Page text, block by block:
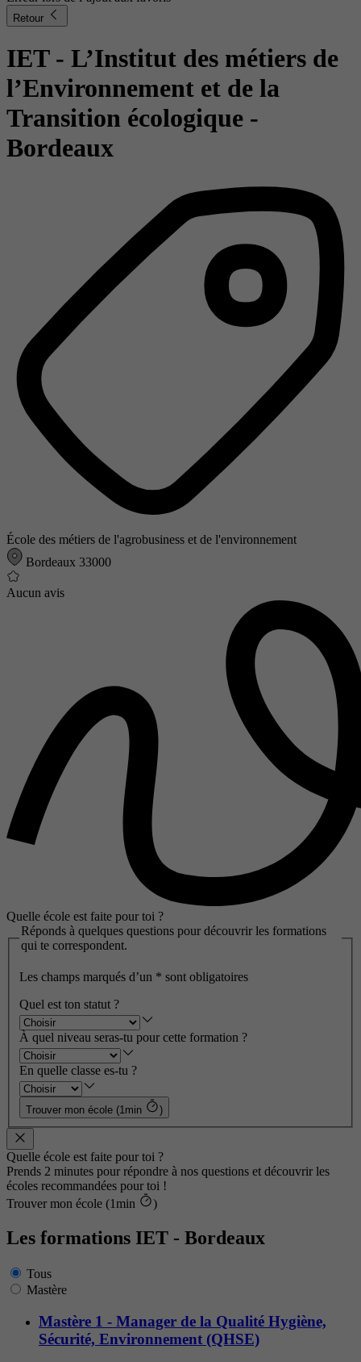
Retour
IET - L’Institut des métiers de
l’Environnement et de la
Transition écologique -
Bordeaux
École des métiers de l'agrobusiness et de l'environnement
Bordeaux 33000
Aucun avis
Quelle école est faite pour toi ?
Réponds à quelques questions pour découvrir les formations
qui te correspondent.
Les champs marqués d’un * sont obligatoires
Quel est ton statut ?
À quel niveau seras-tu pour cette formation ?
En quelle classe es-tu ?
Trouver mon école (1min )
Quelle école est faite pour toi ?
Prends 2 minutes pour répondre à nos questions et découvrir les
écoles recommandées pour toi !
Trouver mon école (1min
)
Les formations IET - Bordeaux
Tous
Mastère
Mastère 1 - Manager de la Qualité Hygiène,
Sécurité, Environnement (QHSE)